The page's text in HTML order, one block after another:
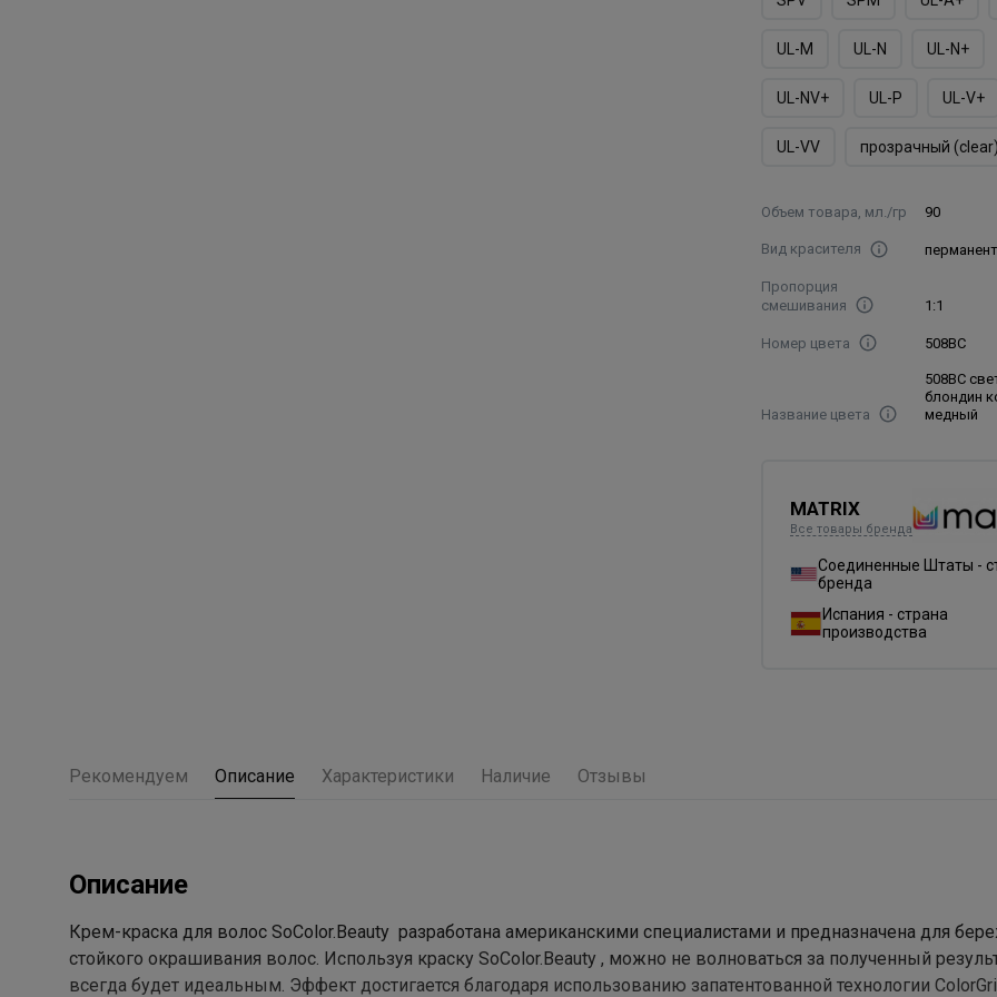
UL-M UL-N UL-N+
UL-NV+ UL-P UL-V+
UL-VV прозрачный (clear)
Объем товара, мл./гр 90
Вид красителя
Пропорция
смешивания
1:1
Номер цвета 508BC
Название цвета
508BC
блондин
медный
MATRIX
Все товары бренда
Соединенные Штаты -
бренда
Испания - страна
производства
Рекомендуем Описание Характеристики Наличие Отзывы
Описание
Крем-краска для волос SoColor.Beauty разработана американскими специалистами и предназначена для
стойкого окрашивания волос. Используя краску SoColor.Beauty , можно не волноваться за полученный
всегда будет идеальным. Эффект достигается благодаря использованию запатентованной технологии